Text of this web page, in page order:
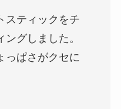
スティックをチ
グしました。
っぱさがクセに